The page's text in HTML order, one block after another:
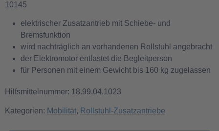
10145
elektrischer Zusatzantrieb mit Schiebe- und
Bremsfunktion
wird nachträglich an vorhandenen Rollstuhl angebracht
der Elektromotor entlastet die Begleitperson
für Personen mit einem Gewicht bis 160 kg zugelassen
Hilfsmittelnummer: 18.99.04.1023
Kategorien: Mobilität, Rollstuhl-Zusatzantriebe